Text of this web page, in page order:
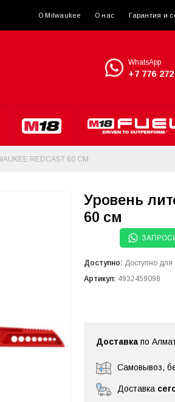
О Milwaukee О нас Гарантия и
WhatsApp
+7 776
REDCAST 60 СМ
Уровень
60 см
Доступно: Доступно для
Артикул: 4932459098
Доставка по
Самовывоз,
Доставка